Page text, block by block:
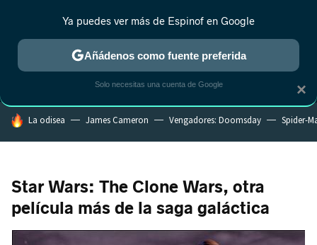
MENÚ NUEVO
ESTRENOS REALITY ANIME RANKINGS CINE
HOY SE HABLA DE
La odisea James Cameron Vengadores: Doomsday Spider-
Star Wars: The Clone Wars, otra
película más de la saga galáctica
×
Ya puedes ver más de Espinof en Google
Añádenos como fuente preferida
Solo necesitas una cuenta de Google